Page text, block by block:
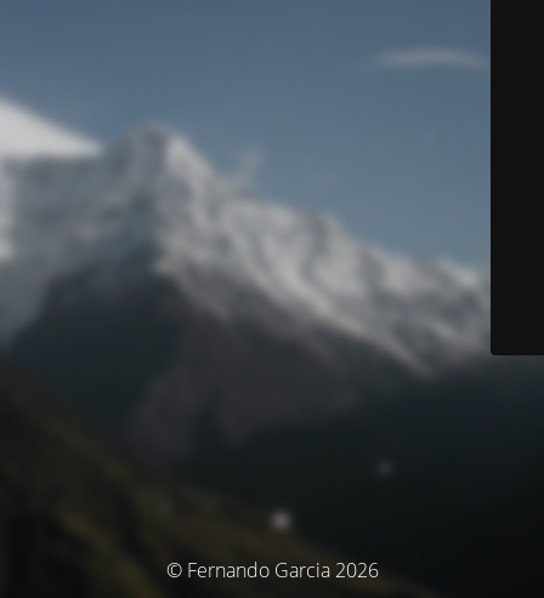
© Fernando Garcia 2026